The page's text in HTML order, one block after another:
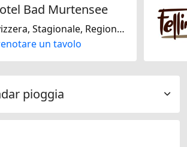
Bad Murtensee
Svizzera, Stagionale, Regionale
un tavolo
pioggia